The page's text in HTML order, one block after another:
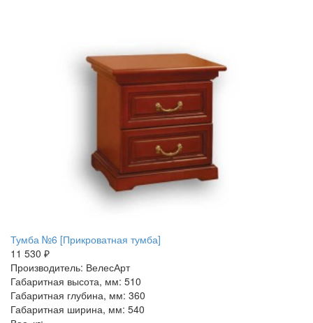
Тумба №6 [Прикроватная тумба]
11 530 ₽
Производитель: ВелесАрт
Габаритная высота, мм: 510
Габаритная глубина, мм: 360
Габаритная ширина, мм: 540